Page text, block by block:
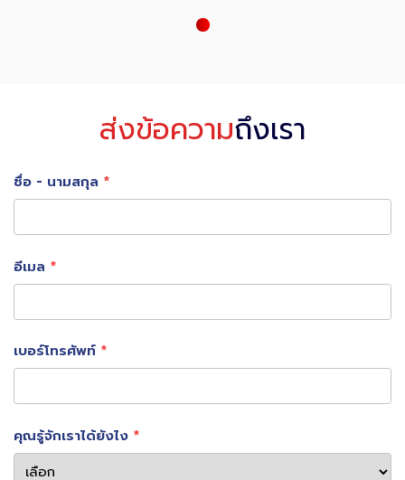
ส่งข้อความถึงเรา
ชื่อ - นามสกุล
อีเมล
เบอร์โทรศัพท์
คุณรู้จักเราได้ยังไง